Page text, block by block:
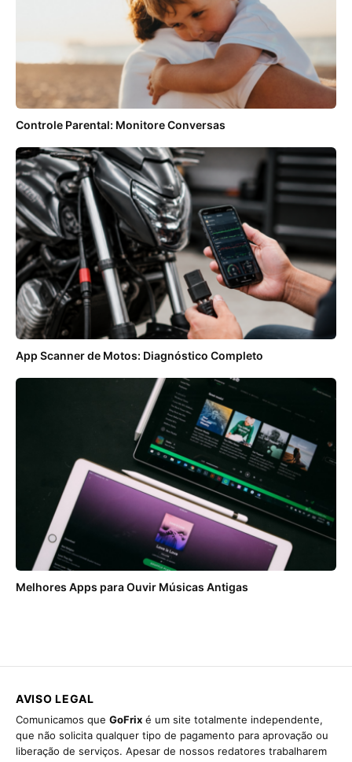
Controle Parental: Monitore Conversas
App Scanner de Motos: Diagnóstico Completo
Melhores Apps para Ouvir Músicas Antigas
AVISO LEGAL
Comunicamos que GoFrix é um site totalmente independente,
que não solicita qualquer tipo de pagamento para aprovação ou
liberação de serviços. Apesar de nossos redatores trabalharem